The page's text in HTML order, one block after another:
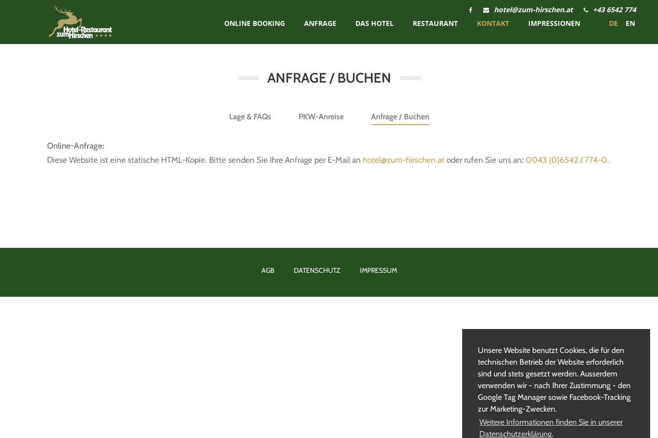
Unsere Website benutzt Cookies, die für den
technischen Betrieb der Website erforderlich
sind und stets gesetzt werden. Ausserdem
verwenden wir - nach Ihrer Zustimmung - den
Google Tag Manager sowie Facebook-Tracking
zur Marketing-Zwecken.
Weitere Informationen finden Sie in unserer
Datenschutzerklärung.
hotel@zum-hirschen.at
+43 6542 774
ONLINE BOOKING
ANFRAGE DAS HOTEL RESTAURANT KONTAKT IMPRESSIONEN DE EN
ANFRAGE / BUCHEN
Lage & FAQs PKW-Anreise Anfrage / Buchen
Online-Anfrage:
Diese Website ist eine statische HTML-Kopie. Bitte senden Sie Ihre Anfrage per E-Mail an hotel@zum-hirschen.at oder rufen Sie uns an: 0043 (0)6542 / 774-0.
AGB DATENSCHUTZ IMPRESSUM